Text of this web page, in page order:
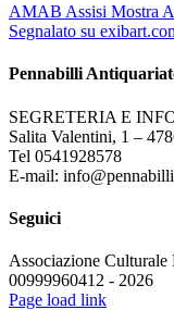
AMAB Assisi Mostra
Segnalato su
Pennabilli
SEGRETERIA E
Salita Valentini, 1 –
Tel 0541928578
E-mail:
Seguici
Associazione
00999960412 - 2026
Page load link